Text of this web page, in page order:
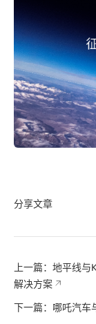
分享文章
上一篇：地平线
解决方案
下一篇：哪吒汽车